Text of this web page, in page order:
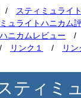
/
スティミュライ
ュライトハニカム
ニカムレビュー
リンク１ / リ
ティミ